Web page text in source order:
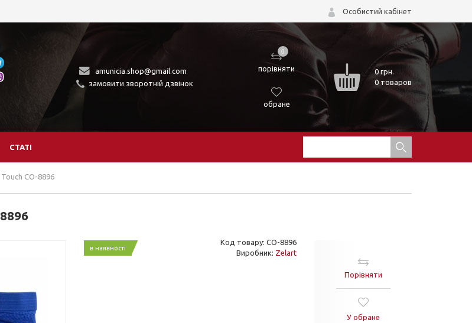
Особистий кабінет
amunicia.shop@gmail.com
замовити зворотній дзвінок
0
порівняти
обране
0грн.
0 товаров
СТАТІ
CO-8896
в наявності
Код товару: CO-8896
Виробник: Zelart
Порівняти
У обране